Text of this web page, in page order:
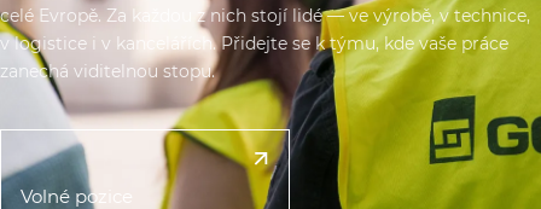
celé Evropě. Za každou z nich stojí lidé — ve výrobě, v technice,
v logistice i v kancelářích. Přidejte se k týmu, kde vaše práce
zanechá viditelnou stopu.
Volné pozice